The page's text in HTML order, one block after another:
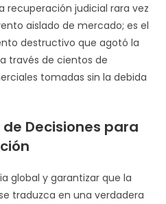
recuperación judicial rara vez
aislado de mercado; es el
destructivo que agotó la
través de cientos de
tomadas sin la debida
Decisiones para
global y garantizar que la
traduzca en una verdadera